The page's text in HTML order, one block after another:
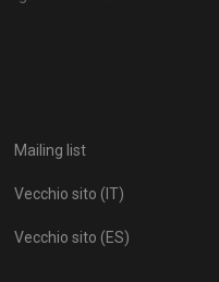
Mailing list
Vecchio sito (IT)
Vecchio sito (ES)